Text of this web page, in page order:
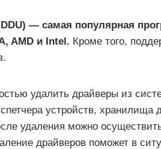
— самая популярная
AMD и Intel. Кроме того,
удалить драйверы из
устройств, хранилища
удаления можно
драйверов поможет в